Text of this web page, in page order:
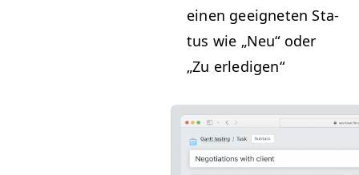
einen geeigneten Sta­
tus wie „Neu“ oder
„Zu erledigen“